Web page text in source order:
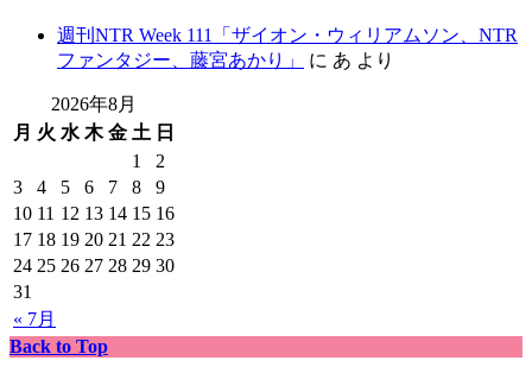
週刊NTR Week 111「ザイオン・ウィリアムソン、NTR
ファンタジー、藤宮あかり」
に あ より
2026年8月
月 火 水 木 金 土 日
« 7月
1
2
3
4 5 6 7 8
9
10 11 12 13 14 15 16
17 18 19 20 21 22 23
24 25 26 27 28 29 30
31
Back to Top